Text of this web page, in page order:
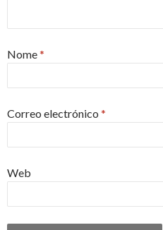
Nome*
Correo electrónico *
Web